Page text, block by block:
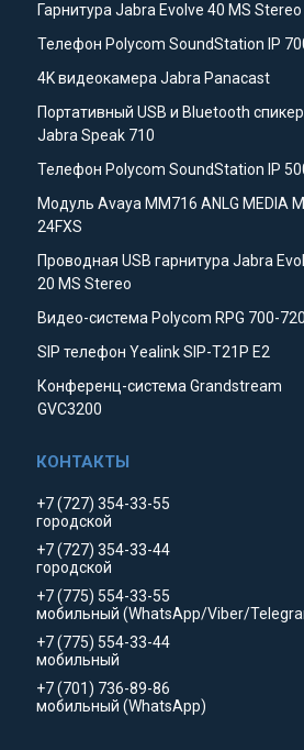
Гарнитура Jabra Evolve 40 MS Stereo
Телефон Polycom SoundStation IP
4K видеокамера Jabra Panacast
Портативный USB и Bluetooth
Jabra Speak 710
Телефон Polycom SoundStation IP
Модуль Avaya MM716 ANLG MEDIA
24FXS
Проводная USB гарнитура Jabra
20 MS Stereo
Видео-система Polycom RPG 700-
SIP телефон Yealink SIP-T21P E2
Конференц-система Grandstream
GVC3200
+7 (727) 354-33-55
городской
+7 (727) 354-33-44
городской
+7 (775) 554-33-55
мобильный (WhatsApp/Viber/
+7 (775) 554-33-44
мобильный
+7 (701) 736-89-86
мобильный (WhatsApp)